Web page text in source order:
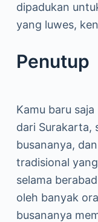
dipadukan
yang luwes,
Penutup
Kamu baru
dari Surakarta,
busananya,
tradisional
selama
oleh banyak
busananya